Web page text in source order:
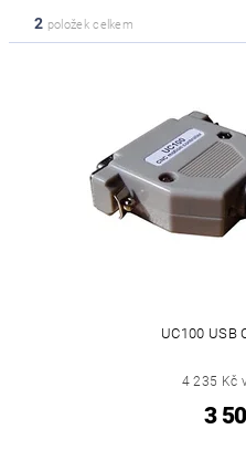
2 položek celkem
UC100 USB
4 235 Kč
3